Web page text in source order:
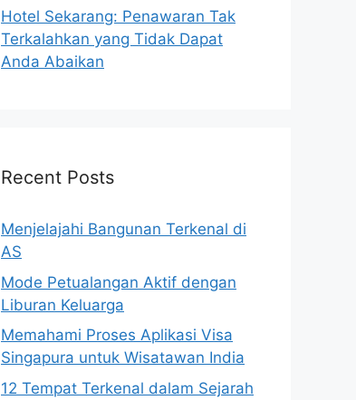
Hotel Sekarang: Penawaran Tak
Terkalahkan yang Tidak Dapat
Anda Abaikan
Recent Posts
Menjelajahi Bangunan Terkenal di
AS
Mode Petualangan Aktif dengan
Liburan Keluarga
Memahami Proses Aplikasi Visa
Singapura untuk Wisatawan India
12 Tempat Terkenal dalam Sejarah